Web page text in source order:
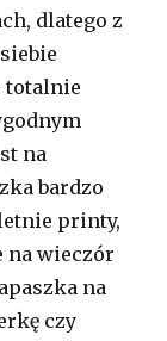
dlatego z
totalnie
na
bardzo
printy,
na wieczór
na
czy